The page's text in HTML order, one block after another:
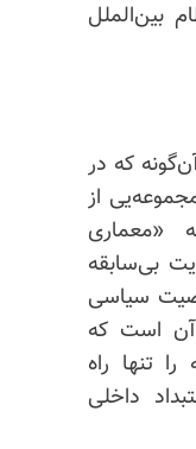
بین‌الملل
آن‌گونه که در
از
«معماری
بی‌سابقه
و شخصیت سیاسی
آن است که
تنها راه
داخلی